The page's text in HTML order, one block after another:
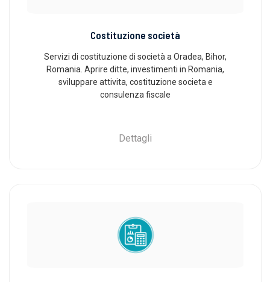
Costituzione società
Servizi di costituzione di società a Oradea, Bihor,
Romania. Aprire ditte, investimenti in Romania,
sviluppare attivita, costituzione societa e
consulenza fiscale
Dettagli